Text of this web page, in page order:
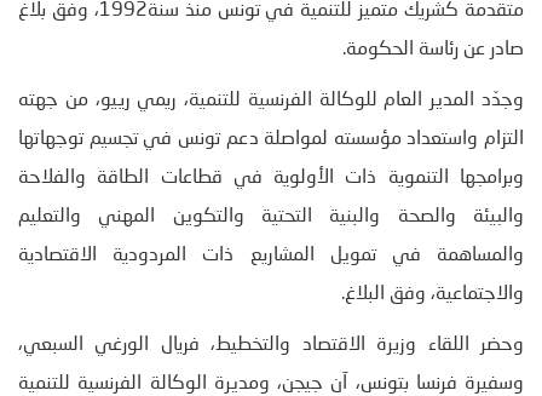
متقدمة كشريك متميز للتنمية في تونس منذ سنة1992، وفق بلاغ
صادر عن رئاسة الحكومة.
وجدّد المدير العام للوكالة الفرنسية للتنمية، ريمي رييو، من جهته
التزام واستعداد مؤسسته لمواصلة دعم تونس في تجسيم توجهاتها
وبرامجها التنموية ذات الأولوية في قطاعات الطاقة والفلاحة
والبيئة والصحة والبنية التحتية والتكوين المهني والتعليم
والمساهمة في تمويل المشاريع ذات المردودية الاقتصادية
والاجتماعية، وفق البلاغ.
وحضر اللقاء وزيرة الاقتصاد والتخطيط، فريال الورغي السبعي،
وسفيرة فرنسا بتونس، آن جيجن، ومديرة الوكالة الفرنسية للتنمية